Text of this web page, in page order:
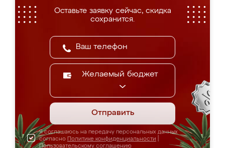
Оставьте заявку сейчас, скидка
сохранится.
Желаемый бюджет
Отправить
Я соглашаюсь на передачу персональных данных
согласно Политике конфиденциальности
Пользовательскому соглашению